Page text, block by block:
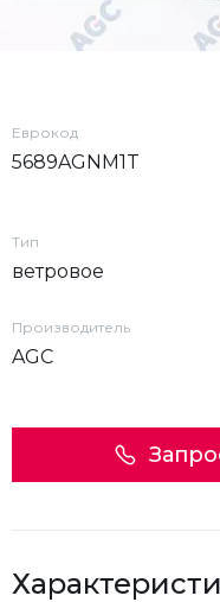
Еврокод
5689AGNM1T
Тип
ветровое
Производитель
AGC